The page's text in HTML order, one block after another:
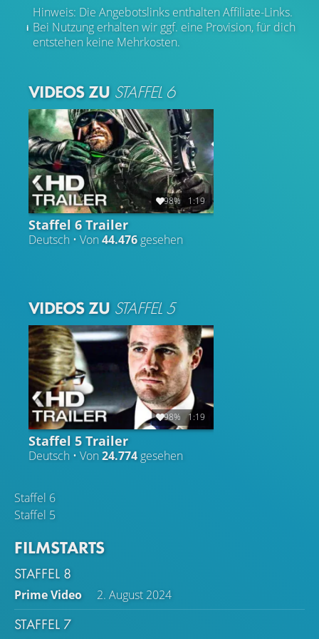
Hinweis: Die Angebotslinks enthalten Affiliate-Links.
Bei Nutzung erhalten wir ggf. eine Provision, für dich
entstehen keine Mehrkosten.
VIDEOS ZU STAFFEL 6
98% 1:19
Staffel 6 Trailer
Deutsch • Von44.476 gesehen
VIDEOS ZU STAFFEL 5
98% 1:19
Staffel 5 Trailer
Deutsch • Von24.774 gesehen
Staffel 6
Staffel 5
FILMSTARTS
STAFFEL 8
Prime Video 2. August 2024
STAFFEL 7